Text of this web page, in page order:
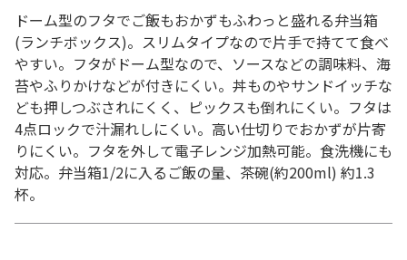
ドーム型のフタでご飯もおかずもふわっと盛れる弁当箱
(ランチボックス)。スリムタイプなので片手で持てて食べ
やすい。フタがドーム型なので、ソースなどの調味料、海
苔やふりかけなどが付きにくい。丼ものやサンドイッチな
ども押しつぶされにくく、ピックスも倒れにくい。フタは
4点ロックで汁漏れしにくい。高い仕切りでおかずが片寄
りにくい。フタを外して電子レンジ加熱可能。食洗機にも
対応。弁当箱1/2に入るご飯の量、茶碗(約200ml) 約1.3
杯。